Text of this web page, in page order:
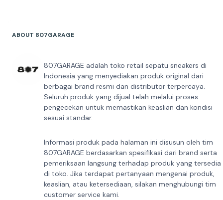
ABOUT 807GARAGE
807GARAGE adalah toko retail sepatu sneakers di
Indonesia yang menyediakan produk original dari
berbagai brand resmi dan distributor terpercaya.
Seluruh produk yang dijual telah melalui proses
pengecekan untuk memastikan keaslian dan kondisi
sesuai standar.
Informasi produk pada halaman ini disusun oleh tim
807GARAGE berdasarkan spesifikasi dari brand serta
pemeriksaan langsung terhadap produk yang tersedia
di toko. Jika terdapat pertanyaan mengenai produk,
keaslian, atau ketersediaan, silakan menghubungi tim
customer service kami.